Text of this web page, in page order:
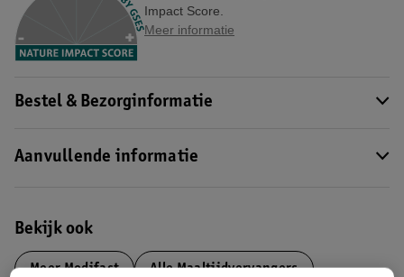
Impact Score.
Meer informatie
Bestel & Bezorginformatie
Aanvullende informatie
Bekijk ook
MeerModifast Alle Maaltijdvervangers